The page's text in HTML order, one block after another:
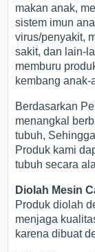
makan anak,
sistem imun
virus/penyakit,
sakit, dan lain-
memburu
kembang anak-
Berdasarkan
menangkal
tubuh,
Produk kami
tubuh secara
Diolah Mesin
Produk diolah
menjaga
karena dibuat